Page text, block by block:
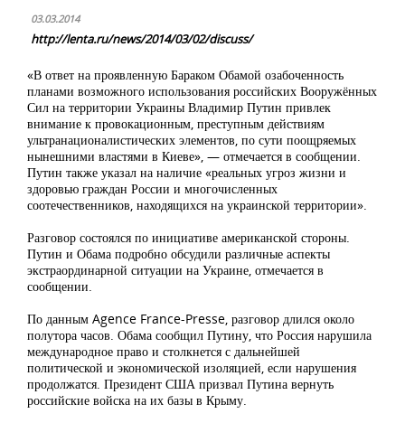
03.03.2014
http://lenta.ru/news/2014/03/02/discuss/
«В ответ на проявленную Бараком Обамой озабоченность
планами возможного использования российских Вооружённых
Сил на территории Украины Владимир Путин привлек
внимание к провокационным, преступным действиям
ультранационалистических элементов, по сути поощряемых
нынешними властями в Киеве», — отмечается в сообщении.
Путин также указал на наличие «реальных угроз жизни и
здоровью граждан России и многочисленных
соотечественников, находящихся на украинской территории».
Разговор состоялся по инициативе американской стороны.
Путин и Обама подробно обсудили различные аспекты
экстраординарной ситуации на Украине, отмечается в
сообщении.
По данным Agence France-Presse, разговор длился около
полутора часов. Обама сообщил Путину, что Россия нарушила
международное право и столкнется с дальнейшей
политической и экономической изоляцией, если нарушения
продолжатся. Президент США призвал Путина вернуть
российские войска на их базы в Крыму.